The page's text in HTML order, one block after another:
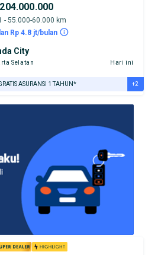
- 55.000-60.000 km
Rp 4.8 jt/bulan
City
Selatan Hari ini
ASURANSI 1 TAHUN* +2